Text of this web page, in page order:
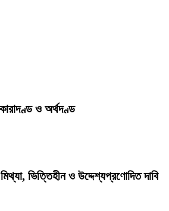
ও অর্থদণ্ড
ভিত্তিহীন ও উদ্দেশ্যপ্রণোদিত দাবি